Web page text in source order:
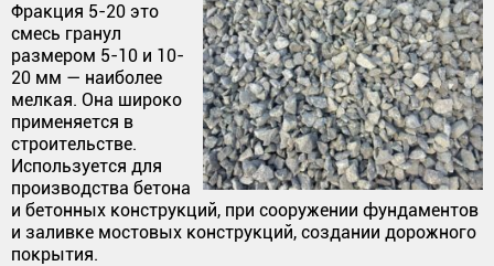
Фракция 5-20 это
смесь гранул
размером 5-10 и 10-
20 мм — наиболее
мелкая. Она широко
применяется в
строительстве.
Используется для
производства бетона
и бетонных конструкций, при сооружении фундаментов
и заливке мостовых конструкций, создании дорожного
покрытия.